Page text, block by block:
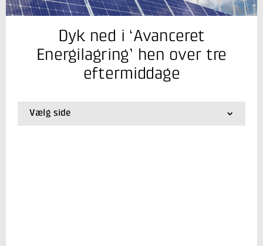
Jeg er din kontaktperson
Kurt Engelbrecht
Seniorkonsulent, ph.d.
Køle- og Varmepumpeteknik
+45 72 20 34 68
Skriv til mig
Dyk ned i ‘Avanceret
Energilagring’ hen over tre
eftermiddage
Vælg side
01.Forside